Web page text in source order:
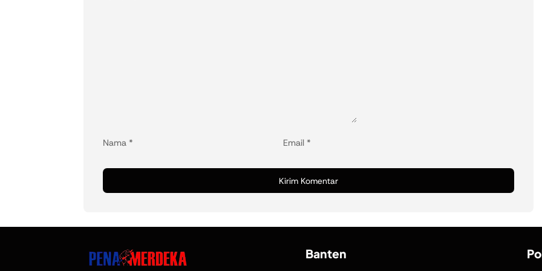
Nama * Email *
Banten